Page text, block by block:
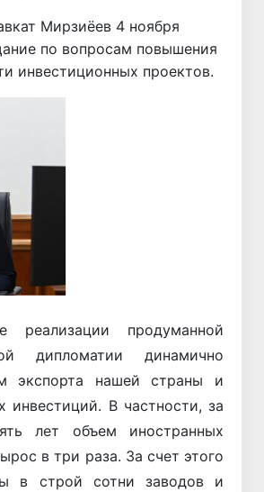
Мирзиёев 4 ноября
по вопросам повышения
инвестиционных проектов.
реализации продуманной
дипломатии динамично
экспорта нашей страны и
инвестиций. В частности, за
лет объем иностранных
в три раза. За счет этого
в строй сотни заводов и